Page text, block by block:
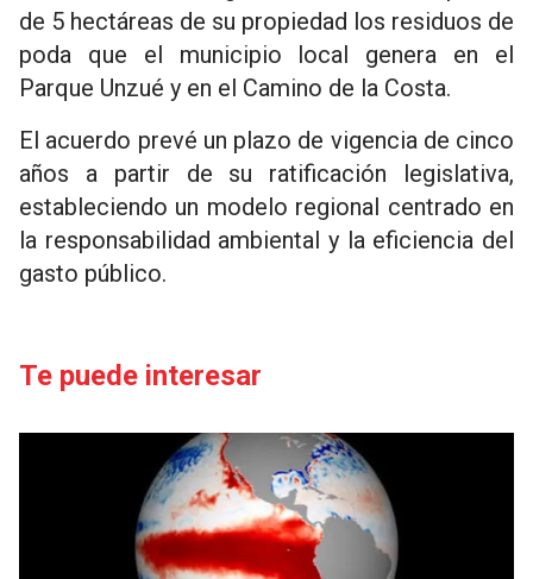
de 5 hectáreas de su propiedad los residuos de
poda que el municipio local genera en el
Parque Unzué y en el Camino de la Costa.
El acuerdo prevé un plazo de vigencia de cinco
años a partir de su ratificación legislativa,
estableciendo un modelo regional centrado en
la responsabilidad ambiental y la eficiencia del
gasto público.
Te puede interesar